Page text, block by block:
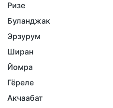
Ризе
Буланджак
Эрзурум
Ширан
Йомра
Гёреле
Акчаабат